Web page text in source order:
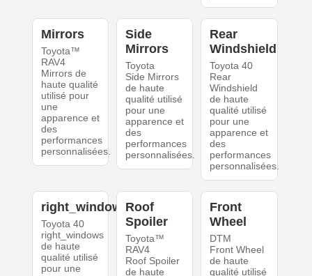
Mirrors
Toyota™
RAV4
Mirrors de
haute qualité
utilisé pour
une
apparence et
des
performances
personnalisées.
Side
Mirrors
Toyota
Side Mirrors
de haute
qualité utilisé
pour une
apparence et
des
performances
personnalisées.
Rear
Windshield
Toyota 40
Rear
Windshield
de haute
qualité utilisé
pour une
apparence et
des
performances
personnalisées.
right_windows
Toyota 40
right_windows
de haute
qualité utilisé
pour une
Roof
Spoiler
Toyota™
RAV4
Roof Spoiler
de haute
Front
Wheel
DTM
Front Wheel
de haute
qualité utilisé